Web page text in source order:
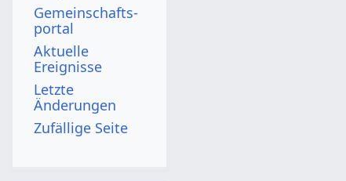
Gemeinschafts­
portal
Aktuelle
Ereignisse
Letzte
Änderungen
Zufällige Seite